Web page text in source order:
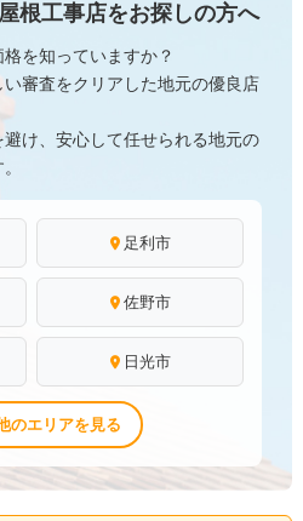
根工事店をお探しの方へ
を知っていますか？
審査をクリアした地元の優良店
け、安心して任せられる地元の
足利市
佐野市
日光市
のエリアを見る